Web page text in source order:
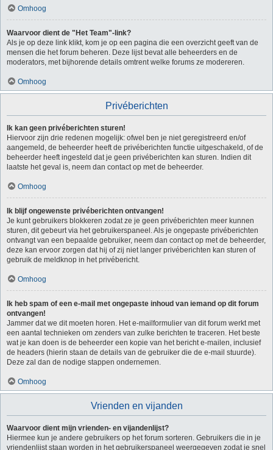
Omhoog
Waarvoor dient de "Het Team"-link?
Als je op deze link klikt, kom je op een pagina die een overzicht geeft van de
mensen die het forum beheren. Deze lijst bevat alle beheerders en de
moderators, met bijhorende details omtrent welke forums ze modereren.
Omhoog
Privéberichten
Ik kan geen privéberichten sturen!
Hiervoor zijn drie redenen mogelijk: ofwel ben je niet geregistreerd en/of
aangemeld, de beheerder heeft de privéberichten functie uitgeschakeld, of de
beheerder heeft ingesteld dat je geen privéberichten kan sturen. Indien dit
laatste het geval is, neem dan contact op met de beheerder.
Omhoog
Ik blijf ongewenste privéberichten ontvangen!
Je kunt gebruikers blokkeren zodat ze je geen privéberichten meer kunnen
sturen, dit gebeurt via het gebruikerspaneel. Als je ongepaste privéberichten
ontvangt van een bepaalde gebruiker, neem dan contact op met de beheerder,
deze kan ervoor zorgen dat hij of zij niet langer privéberichten kan sturen of
gebruik de meldknop in het privébericht.
Omhoog
Ik heb spam of een e-mail met ongepaste inhoud van iemand op dit forum
ontvangen!
Jammer dat we dit moeten horen. Het e-mailformulier van dit forum werkt met
een aantal technieken om zenders van zulke berichten te traceren. Het beste
wat je kan doen is de beheerder een kopie van het bericht e-mailen, inclusief
de headers (hierin staan de details van de gebruiker die de e-mail stuurde).
Deze zal dan de nodige stappen ondernemen.
Omhoog
Vrienden en vijanden
Waarvoor dient mijn vrienden- en vijandenlijst?
Hiermee kun je andere gebruikers op het forum sorteren. Gebruikers die in je
vriendenlijst staan worden in het gebruikerspaneel weergegeven zodat je snel